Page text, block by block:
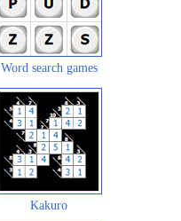
Word search games
Kakuro